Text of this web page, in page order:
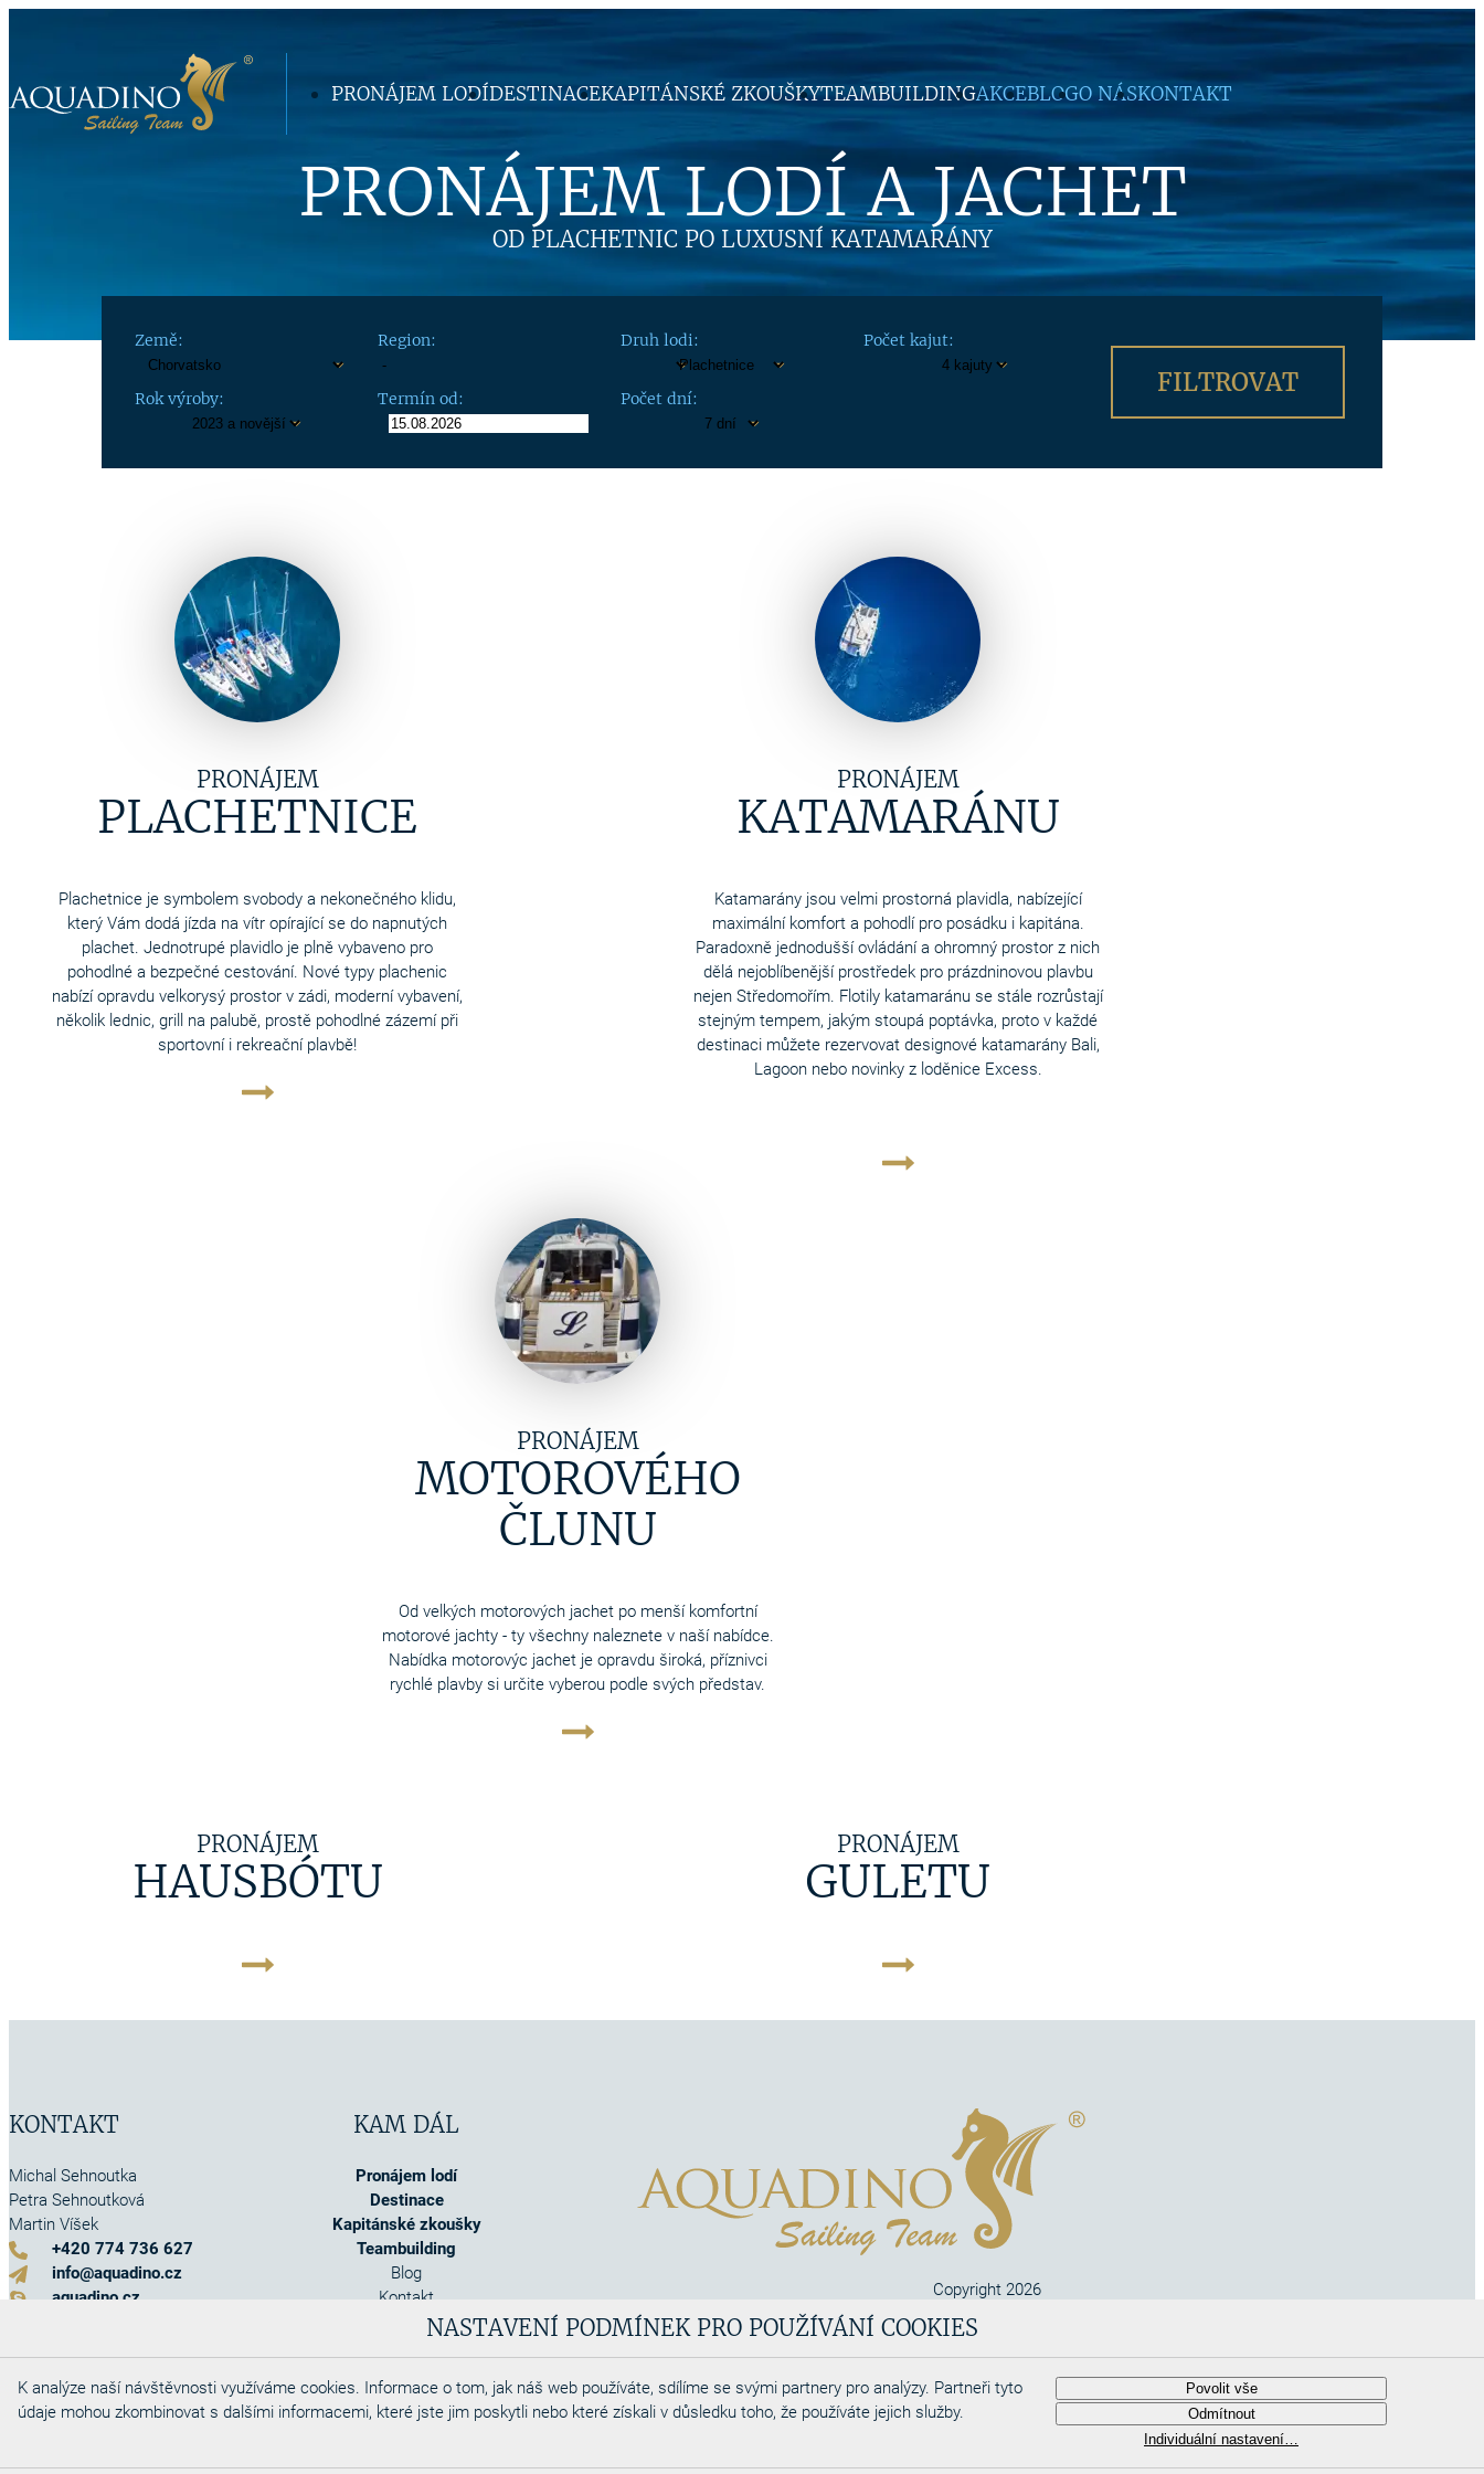
NASTAVENÍ PODMÍNEK PRO POUŽÍVÁNÍ COOKIES
K analýze naší návštěvnosti využíváme cookies. Informace o tom, jak náš web používáte, sdílíme se svými partnery pro analýzy. Partneři tyto
údaje mohou zkombinovat s dalšími informacemi, které jste jim poskytli nebo které získali v důsledku toho, že používáte jejich služby.
Povolit vše
Odmítnout
Individuální nastavení…
PRONÁJEM LODÍDESTINACEKAPITÁNSKÉ ZKOUŠKYTEAMBUILDINGAKCEBLOGO NÁSKONTAKT
PRONÁJEM LODÍ A JACHET
OD PLACHETNIC PO LUXUSNÍ KATAMARÁNY
Země: Region: Druh lodi: Počet kajut:
Rok výroby: Termín od: Počet dní:
PRONÁJEM
PLACHETNICE
Plachetnice je symbolem svobody a nekonečného klidu,
který Vám dodá jízda na vítr opírající se do napnutých
plachet. Jednotrupé plavidlo je plně vybaveno pro
pohodlné a bezpečné cestování. Nové typy plachenic
nabízí opravdu velkorysý prostor v zádi, moderní vybavení,
několik lednic, grill na palubě, prostě pohodlné zázemí při
sportovní i rekreační plavbě!
PRONÁJEM
KATAMARÁNU
Katamarány jsou velmi prostorná plavidla, nabízející
maximální komfort a pohodlí pro posádku i kapitána.
Paradoxně jednodušší ovládání a ohromný prostor z nich
dělá nejoblíbenější prostředek pro prázdninovou plavbu
nejen Středomořím. Flotily katamaránu se stále rozrůstají
stejným tempem, jakým stoupá poptávka, proto v každé
destinaci můžete rezervovat designové katamarány Bali,
Lagoon nebo novinky z loděnice Excess.
PRONÁJEM
MOTOROVÉHO
ČLUNU
Od velkých motorových jachet po menší komfortní
motorové jachty - ty všechny naleznete v naší nabídce.
Nabídka motorovýc jachet je opravdu široká, příznivci
rychlé plavby si určite vyberou podle svých představ.
PRONÁJEM
HAUSBÓTU
PRONÁJEM
GULETU
KONTAKT
Michal Sehnoutka
Petra Sehnoutková
Martin Víšek
+420 774 736 627
info@aquadino.cz
aquadino.cz
KAM DÁL
Pronájem lodí
Destinace
Kapitánské zkoušky
Teambuilding
Blog
Kontakt
O nás
Obchodní podmínky
Cookies
Copyright 2026
Aquadino s.r.o